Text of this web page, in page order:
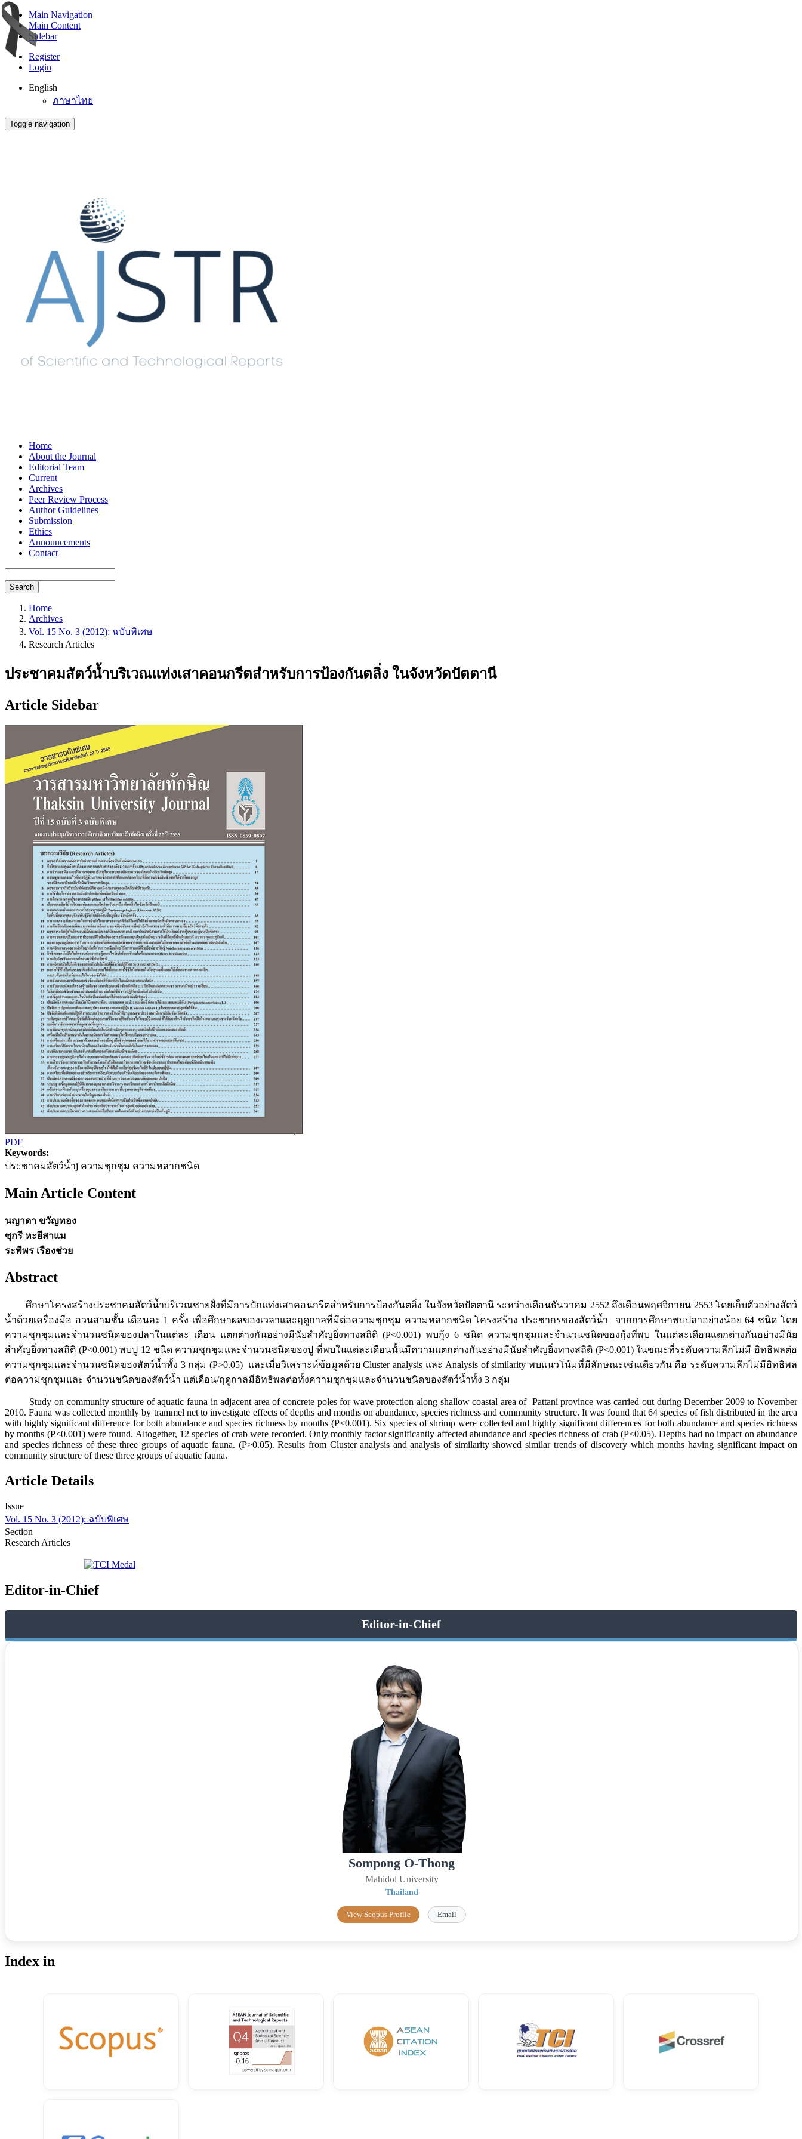
Main Navigation
Main Content
Sidebar
Register
Login
English
ภาษาไทย
Toggle navigation
Home
About the Journal
Editorial Team
Current
Archives
Peer Review Process
Author Guidelines
Submission
Ethics
Announcements
Contact
Search
Home
Archives
Vol. 15 No. 3 (2012): ฉบับพิเศษ
Research Articles
ประชาคมสัตว์น้ำบริเวณแท่งเสาคอนกรีตสำหรับการป้องกันตลิ่ง ในจังหวัดปัตตานี
Article Sidebar
PDF
Keywords:
ประชาคมสัตว์น้ำj ความชุกชุม ความหลากชนิด
Main Article Content
นญาดา ขวัญทอง
ซุกรี หะยีสาแม
ระพีพร เรืองช่วย
Abstract
ศึกษาโครงสร้างประชาคมสัตว์น้ำบริเวณชายฝั่งที่มีการปักแท่งเสาคอนกรีตสำหรับการป้องกันตลิ่ง ในจังหวัดปัตตานี ระหว่างเดือนธันวาคม 2552 ถึงเดือนพฤศจิกายน 2553 โดยเก็บตัวอย่างสัตว์
น้ำด้วยเครื่องมือ อวนสามชั้น เดือนละ 1 ครั้ง เพื่อศึกษาผลของเวลาและฤดูกาลที่มีต่อความชุกชุม ความหลากชนิด โครงสร้าง ประชากรของสัตว์น้ำ จากการศึกษาพบปลาอย่างน้อย 64 ชนิด โดย
ความชุกชุมและจำนวนชนิดของปลาในแต่ละ เดือน แตกต่างกันอย่างมีนัยสำคัญยิ่งทางสถิติ (P<0.001) พบกุ้ง 6 ชนิด ความชุกชุมและจำนวนชนิดของกุ้งที่พบ ในแต่ละเดือนแตกต่างกันอย่างมีนัย
สำคัญยิ่งทางสถิติ (P<0.001) พบปู 12 ชนิด ความชุกชุมและจำนวนชนิดของปู ที่พบในแต่ละเดือนนั้นมีความแตกต่างกันอย่างมีนัยสำคัญยิ่งทางสถิติ (P<0.001) ในขณะที่ระดับความลึกไม่มี อิทธิพลต่อ
ความชุกชุมและจำนวนชนิดของสัตว์น้ำทั้ง 3 กลุ่ม (P>0.05) และเมื่อวิเคราะห์ข้อมูลด้วย Cluster analysis และ Analysis of similarity พบแนวโน้มที่มีลักษณะเช่นเดียวกัน คือ ระดับความลึกไม่มีอิทธิพล
ต่อความชุกชุมและ จำนวนชนิดของสัตว์น้ำ แต่เดือน/ฤดูกาลมีอิทธิพลต่อทั้งความชุกชุมและจำนวนชนิดของสัตว์น้ำทั้ง 3 กลุ่ม
Study on community structure of aquatic fauna in adjacent area of concrete poles for wave protection along shallow coastal area of Pattani province was carried out during December 2009 to November
2010. Fauna was collected monthly by trammel net to investigate effects of depths and months on abundance, species richness and community structure. It was found that 64 species of fish distributed in the area
with highly significant difference for both abundance and species richness by months (P<0.001). Six species of shrimp were collected and highly significant differences for both abundance and species richness
by months (P<0.001) were found. Altogether, 12 species of crab were recorded. Only monthly factor significantly affected abundance and species richness of crab (P<0.05). Depths had no impact on abundance
and species richness of these three groups of aquatic fauna. (P>0.05). Results from Cluster analysis and analysis of similarity showed similar trends of discovery which months having significant impact on
community structure of these three groups of aquatic fauna.
Article Details
Issue
Vol. 15 No. 3 (2012): ฉบับพิเศษ
Section
Research Articles
Editor-in-Chief
Editor-in-Chief
Sompong O-Thong
Mahidol University
Thailand
View Scopus Profile Email
Index in